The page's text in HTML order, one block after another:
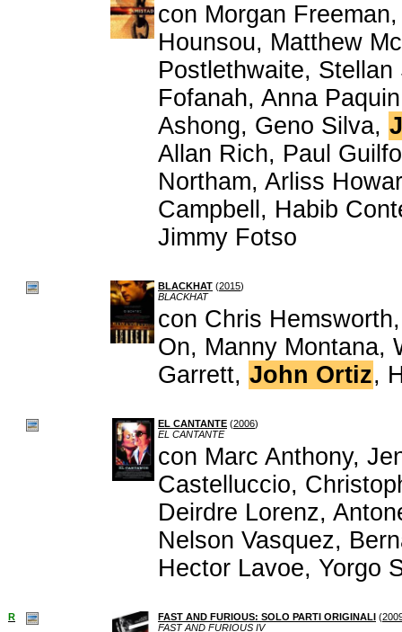
con Morgan
Hounsou, Matthew
Postlethwaite,
Fofanah, Anna
Ashong, Geno Silva,
Allan Rich, Paul
Northam, Arliss
Campbell, Habib
Jimmy Fotso
BLACKHAT (2015)
BLACKHAT
con Chris
On, Manny Montana,
Garrett, John Ortiz,
EL CANTANTE (2006)
EL CANTANTE
con Marc Anthony,
Castelluccio,
Deirdre Lorenz,
Nelson Vasquez,
Hector Lavoe, Yorgo
R FAST AND FURIOUS: SOLO PARTI ORIGINALI (
FAST AND FURIOUS IV